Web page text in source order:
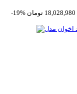
-19%
18,028,980 تومان